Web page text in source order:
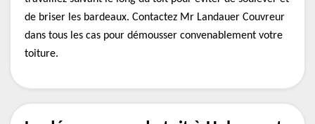
de briser les bardeaux. Contactez Mr Landauer Couvreur
dans tous les cas pour démousser convenablement votre
toiture.